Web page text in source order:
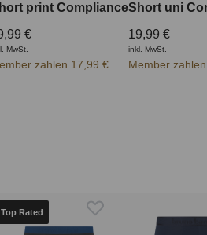
print Compliance
€
MwSt.
zahlen 17,99 €
Short uni
19,99 €
inkl. MwSt.
Member
Top Rated